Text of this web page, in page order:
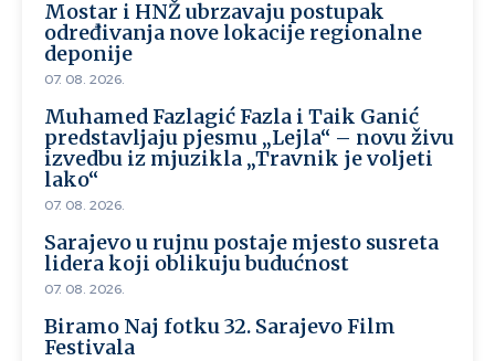
Mostar i HNŽ ubrzavaju postupak
određivanja nove lokacije regionalne
deponije
07. 08. 2026.
Muhamed Fazlagić Fazla i Taik Ganić
predstavljaju pjesmu „Lejla“ – novu živu
izvedbu iz mjuzikla „Travnik je voljeti
lako“
07. 08. 2026.
Sarajevo u rujnu postaje mjesto susreta
lidera koji oblikuju budućnost
07. 08. 2026.
Biramo Naj fotku 32. Sarajevo Film
Festivala